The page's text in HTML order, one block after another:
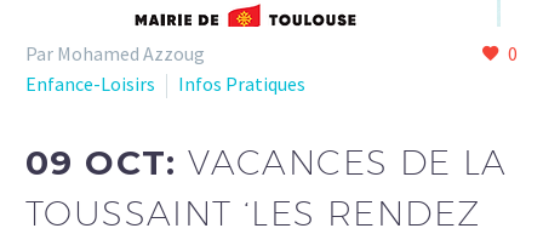
0
Par Mohamed Azzoug
Enfance-Loisirs
Infos Pratiques
09 OCT:VACANCES DE LA
TOUSSAINT ‘LES RENDEZ